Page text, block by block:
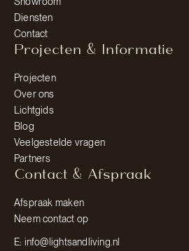
Diensten
Contact
Projecten & Informatie
Projecten
Over ons
Lichtgids
Blog
Veelgestelde vragen
Partners
Contact & Afspraak
Afspraak maken
Neem contact op
E: info@lightsandliving.nl